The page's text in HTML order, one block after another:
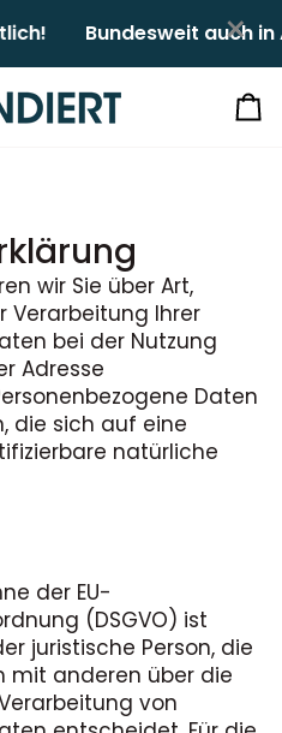
Bundesweit auch in
wir Sie über Art,
Verarbeitung Ihrer
bei der Nutzung
Adresse
Daten
die sich auf eine
natürliche
der EU-
(DSGVO) ist
juristische Person, die
mit anderen über die
von
×